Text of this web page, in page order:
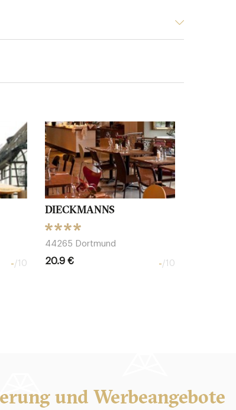
-/10
DIECKMANN´S
44265 Dortmund
20.9 € -/10
und Werbeangebote